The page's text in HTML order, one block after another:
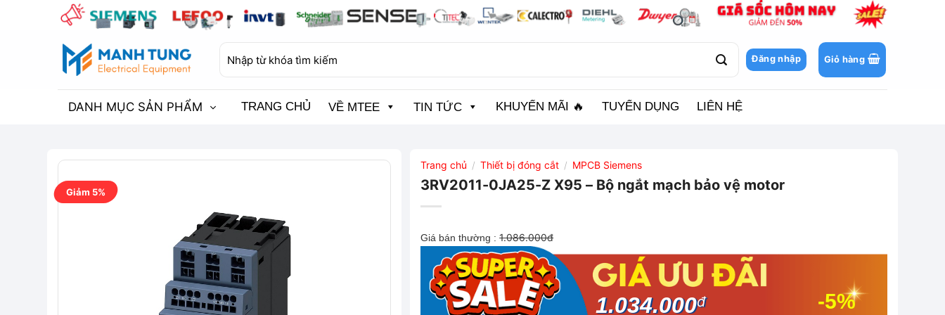
kiếm:
Đăng nhập Giỏ hàng
DANH MỤC SẢN PHẨM TRANG CHỦ VỀ MTEE TIN TỨC KHUYẾN MÃI 🔥 TUYỂN DỤNG LIÊN HỆ
Giảm 5%
Trang chủ / Thiết bị đóng cắt / MPCB Siemens
3RV2011-0JA25-Z X95 – Bộ ngắt mạch bảo vệ motor
Giá bán thường :1.086.000đ
-5%
1.034.000đ